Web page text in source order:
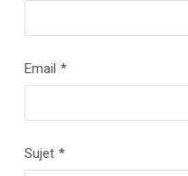
Email *
Sujet *